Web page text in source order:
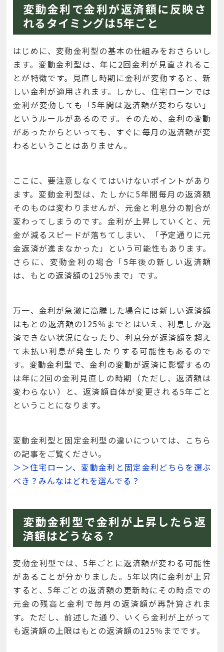
変動金利で金利が返済額に反映さ
れるタイミングは5年ごと
はじめに、変動金利型の基本の仕組みをおさらいし
ます。変動金利型は、年に2回金利が見直されるこ
とが特徴です。見直し時期に金利が変動すると、新
しい金利が適用されます。しかし、住宅ローンでは
金利が変動しても「5年間は返済額が変わらない」
というルールがあるのです。そのため、金利の変動
があったからといっても、すぐに毎月の返済額が変
わるということはありません。
ここに、要注意しなくてはいけないポイントがあり
ます。変動金利型は、たしかに5年間毎月の返済額
そのものは変わりませんが、元金と利息分の割合が
変わってしまうのです。金利が上昇していくと、元
金が減るスピードが落ちてしまい、「予定通りに元
金返済が進まなかった」という可能性もあります。
さらに、変動金利の場合「5年後の新しい返済額
は、もとの返済額の125％まで」です。
万一、金利が急激に高騰した場合には新しい返済額
はもとの返済額の125％までとはいえ、利息しか返
済できない状況になったり、利息分が返済額を超え
て未払い利息が発生したりする可能性もあるので
す。変動金利型で、金利の変動が返済に影響するの
は年に2回の金利見直しの時期（ただし、返済額は
変わらない）と、返済額自体が変更される5年ごと
ということになります。
変動金利型と固定金利型の違いについては、こちら
の記事をご覧ください。
＞＞住宅ローン、変動金利と固定金利どちらを選ぶ
べき？みんなはどれを選んでる？
変動金利型で金利が上昇したら返
済額はどうなる？
変動金利型では、5年ごとに返済額が変わる可能性
があることが分かりました。5年以内に金利が上昇
すると、5年ごとの返済額の更新時にその時点での
元金の残高と金利で毎月の返済額が再計算されま
す。ただし、前述した通り、いくら金利が上がって
も返済額の上限はもとの返済額の125％までです。